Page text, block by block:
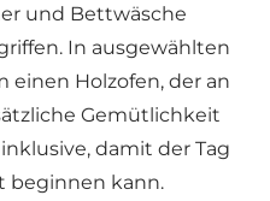
und Bettwäsche
In ausgewählten
einen Holzofen, der an
Gemütlichkeit
damit der Tag
beginnen kann.